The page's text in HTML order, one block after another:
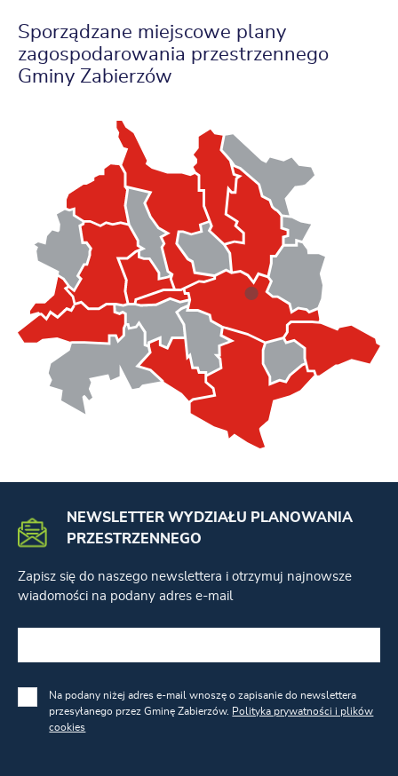
Sporządzane miejscowe plany
zagospodarowania przestrzennego
Gminy Zabierzów
NEWSLETTER WYDZIAŁU PLANOWANIA
PRZESTRZENNEGO
Zapisz się do naszego newslettera i otrzymuj najnowsze
wiadomości na podany adres e-mail
Na podany niżej adres e-mail wnoszę o zapisanie do newslettera
przesyłanego przez Gminę Zabierzów. Polityka prywatności i plików
cookies